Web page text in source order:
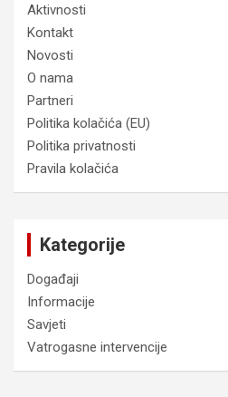
Aktivnosti
Kontakt
Novosti
O nama
Partneri
Politika kolačića (EU)
Politika privatnosti
Pravila kolačića
Kategorije
Događaji
Informacije
Savjeti
Vatrogasne intervencije